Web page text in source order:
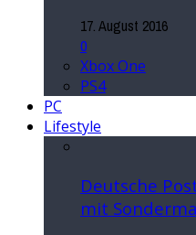
17. August 2016
0
Xbox One
PS4
PC
Lifestyle
Deutsche
mit